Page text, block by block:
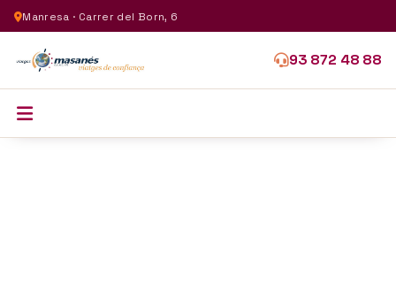
Manresa · Carrer del Born, 6
93 872 48 88